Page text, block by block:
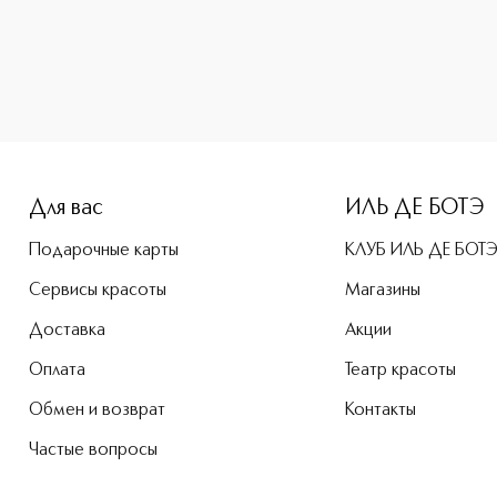
Для вас
Подарочные карты
Сервисы красоты
Доставка
Оплата
Обмен и возврат
Частые вопросы
ИЛЬ ДЕ БОТЭ
КЛУБ ИЛЬ ДЕ БОТЭ
Магазины
Акции
Театр красоты
Контакты